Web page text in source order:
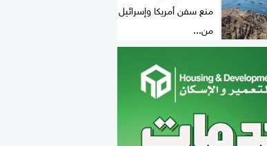
منع سفن أمريكا وإسرائيل
من...